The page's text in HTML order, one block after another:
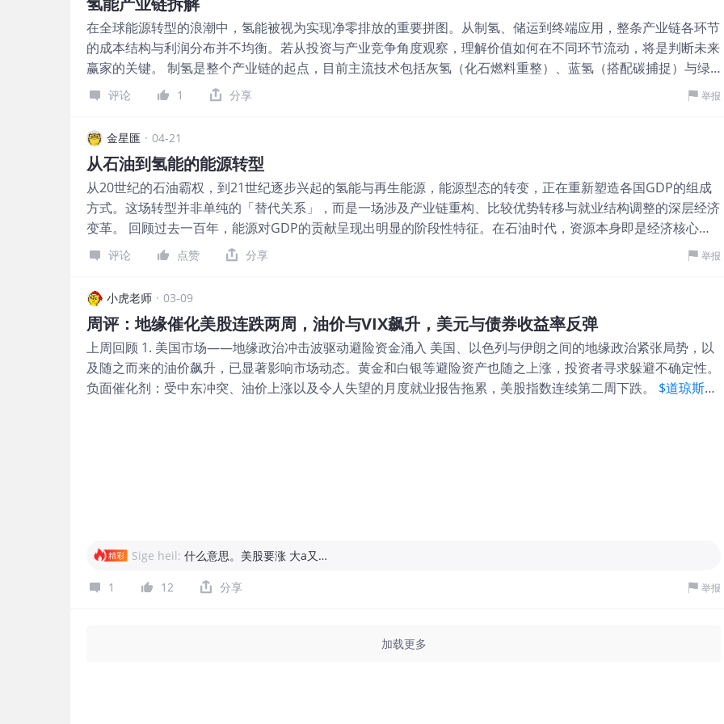
在全球能源转型的浪潮中，氢能被视为实现净零排放的重要拼图。从制氢、储运到终端应用，整条产业链各环节
的成本结构与利润分布并不均衡。若从投资与产业竞争角度观察，理解价值如何在不同环节流动，将是判断未来
赢家的关键。 制氢是整个产业链的起点，目前主流技术包括灰氢（化石燃料重整）、蓝氢（搭配碳捕捉）与绿
氢（电解水）。其中，灰氢成本最低，每公斤约1–2美元，但碳排放高；绿氢则最具减碳潜力，但成本仍高达每
于氢气本质上仍属大宗商品，价格透明且竞争激烈。即使是绿氢，在目前尚未形成溢价市场的情况下，企业难以
将高成本完全转嫁给下游。以电解槽设备为例，虽然技术门槛存在，但随著中国与欧洲厂商大量投入，价格已呈
现下降趋势，压缩了设备供应商的利润空间。 因此，上游更偏向「规模与成本竞争」，谁能降低度电成本
（LCOE）并提升电解效率，谁就能在未来占据优势。 技术瓶颈与资本密集 氢气的储存与运输，是整个产业链中
最具挑战的环节之一。氢气密度低、易泄漏且具有高爆炸风险，使得储运成本显著高于天然气等传统能源。常见
方式包括高压气态储氢（350–700 bar）、液态氢（-253°C）以及氨或有机液体储氢（LOHC）。 目前，中游的
瓶颈主要体现在两个方面：一是技术成熟度不足，例如液氢储存需要大量能耗，约占氢气能量的30%；二是基础
具有潜在的「护城河」。一旦基础设施建成并形成网络效应，后进者将难以竞争。例如管道运输系统或大型液氢
码头，前期资本支出庞大，但后期运营成本相对稳定，具备类似公用事业的稳定收益特性。 下游应用：需求驱
动与政策导向 氢能的最终价值体现在应用端，目前主要集中在交通与工业两大领域。 在交通方面，燃料电池车
评论 1 分享 举报
金星匯 · 04-21
从石油到氢能的能源转型
从20世纪的石油霸权，到21世纪逐步兴起的氢能与再生能源，能源型态的转变，正在重新塑造各国GDP的组成
方式。这场转型并非单纯的「替代关系」，而是一场涉及产业链重构、比较优势转移与就业结构调整的深层经济
变革。 回顾过去一百年，能源对GDP的贡献呈现出明显的阶段性特征。在石油时代，资源本身即是经济核心。
以中东产油国为例，石油收入曾占部分国家GDP的40%以上，出口收入甚至超过70%。能源价格波动，往往直接
降。在经合组织（OECD）国家中，能源产业占GDP比重普遍降至5%以下，但其「间接影响」反而更为关键
——能源成本影响制造业竞争力，进而左右出口与产值。 进入能源转型时代，这种关系再次改写。氢能与再生
能源不仅是投入要素，更逐渐成为新兴产业本身。换言之，能源正从「经济的燃料」转变为「经济的内容」。
氢能驱动的新产业链 氢能对GDP结构的影响，最直接体现在制造业与出口模式的转变。与石油不同，氢能并非
单一商品，而是一整套技术与设备体系，包括电解槽、储氢设备、燃料电池与运输系统。 这意味著，掌握氢能
技术的国家，将在制造业中取得新的竞争优势。例如，绿氢可大幅降低钢铁与化工产业的碳排放，使产品更容易
评论 点赞 分享 举报
小虎老师 · 03-09
周评：地缘催化美股连跌两周，油价与VIX飙升，美元与债券收益率反弹
上周回顾 1. 美国市场——地缘政治冲击波驱动避险资金涌入 美国、以色列与伊朗之间的地缘政治紧张局势，以
及随之而来的油价飙升，已显著影响市场动态。黄金和白银等避险资产也随之上涨，投资者寻求躲避不确定性。
负面催化剂：受中东冲突、油价上涨以及令人失望的月度就业报告拖累，美股指数连续第二周下跌。 $道琼斯
精彩 Sige heil: 什么意思。美股要涨 大a又…
1 12 分享 举报
加载更多